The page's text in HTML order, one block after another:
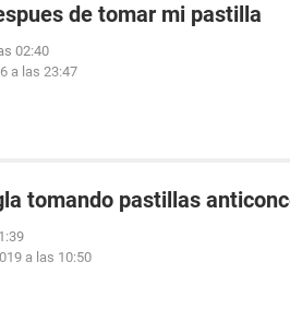
de tomar mi pastilla
02:40
a las 23:47
tomando pastillas
a las 10:50